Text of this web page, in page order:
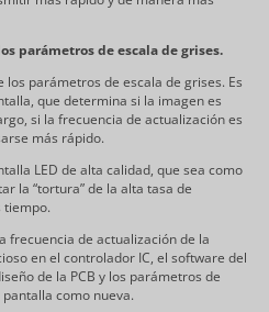
parámetros de escala de grises.
parámetros de escala de grises. Es
que determina si la imagen es
si la frecuencia de actualización es
más rápido.
LED de alta calidad, que sea como
la “tortura” de la alta tasa de
tiempo.
frecuencia de actualización de la
en el controlador IC, el software del
de la PCB y los parámetros de
como nueva.